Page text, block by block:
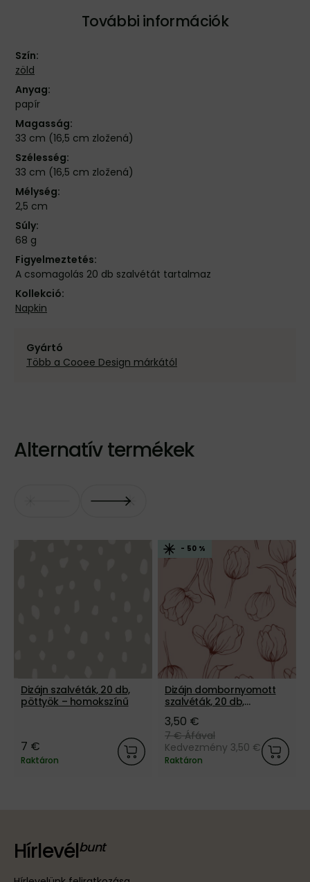
További információk
Szín:
zöld
Anyag:
papír
Magasság:
33 cm (16,5 cm zložená)
Szélesség:
33 cm (16,5 cm zložená)
Mélység:
2,5 cm
Súly:
68 g
Figyelmeztetés:
A csomagolás 20 db szalvétát tartalmaz
Kollekció:
Napkin
Gyártó
Több a Cooee Design márkától
Alternatív termékek
Dizájn szalvéták, 20 db,
pöttyök – homokszínű
7 €
Raktáron
- 50 %
Dizájn dombornyomott
szalvéták, 20 db,
tulipánok – rózsaszín
3,50 €
7 €Áfával
Kedvezmény 3,50 €
Raktáron
Hírlevél